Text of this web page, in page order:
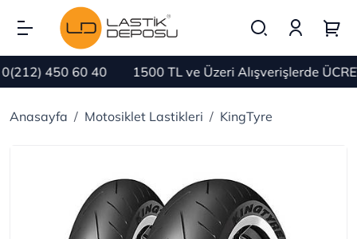
450 60 40 1500 TL ve Üzeri Alışverişlerde
Anasayfa Motosiklet Lastikleri KingTyre